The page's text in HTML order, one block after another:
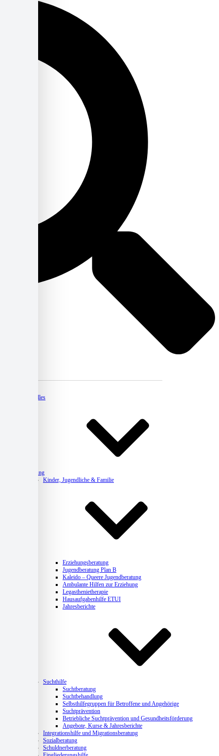
Aktuelles
Beratung
Kinder, Jugendliche & Familie
Erziehungsberatung
Jugendberatung Plan B
Kaleido – Queere Jugendberatung
Ambulante Hilfen zur Erziehung
Legasthenietherapie
Hausaufgabenhilfe ETUI
Jahresberichte
Suchthilfe
Suchtberatung
Suchtbehandlung
Selbsthilfegruppen für Betroffene und Angehörige
Suchtprävention
Betriebliche Suchtprävention und Gesundheitsförderung
Angebote, Kurse & Jahresberichte
Integrationshilfe und Migrationsberatung
Sozialberatung
Schuldnerberatung